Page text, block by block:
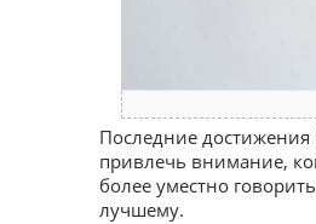
Последние достижения
привлечь внимание,
более уместно
лучшему.